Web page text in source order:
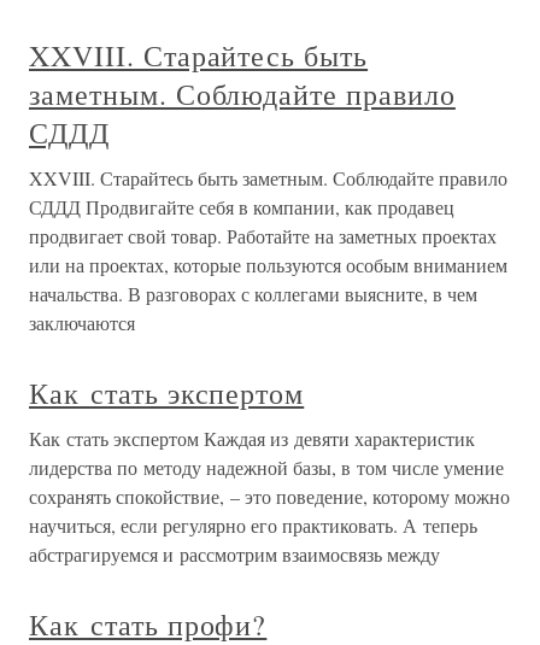
XXVIII. Старайтесь быть
заметным. Соблюдайте правило
СДДД
XXVIII. Старайтесь быть заметным. Соблюдайте правило
СДДД Продвигайте себя в компании, как продавец
продвигает свой товар. Работайте на заметных проектах
или на проектах, которые пользуются особым вниманием
начальства. В разговорах с коллегами выясните, в чем
заключаются
Как стать экспертом
Как стать экспертом Каждая из девяти характеристик
лидерства по методу надежной базы, в том числе умение
сохранять спокойствие, – это поведение, которому можно
научиться, если регулярно его практиковать. А теперь
абстрагируемся и рассмотрим взаимосвязь между
Как стать профи?